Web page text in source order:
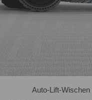
Auto-Lift-Wischen